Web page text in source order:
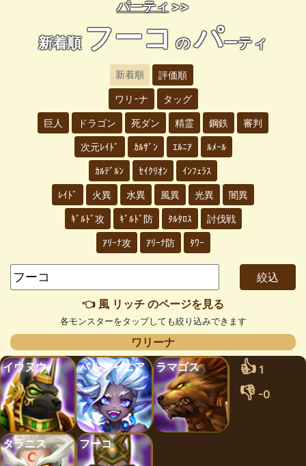
パーティ >>
新着順 フーコ のパーティ
新着順 評価順
ワリｰナ タッグ
巨人 ドラゴン 死ダン 精霊 鋼鉄 審判
次元ﾚｲﾄﾞ ｶﾙｻﾞﾝ ｴﾙﾆｱ ﾙﾒｰﾙ
ｶﾙﾃﾞﾙﾝ ｾｲｸﾘｵﾝ ｲﾝﾌｪﾗｽ
ﾚｲﾄﾞ 火異 水異 風異 光異 闇異
ｷﾞﾙﾄﾞ攻 ｷﾞﾙﾄﾞ防 ﾀﾙﾀﾛｽ 討伐戦
ｱﾘｰﾅ攻 ｱﾘｰﾅ防 ﾀﾜｰ
👈 風 リッチ のページを見る
各モンスターをタップしても絞り込みできます
ワリーナ
イウヌウ
パルジャニア ラマゴス 👍 1
👎 -0
タラニス フーコ